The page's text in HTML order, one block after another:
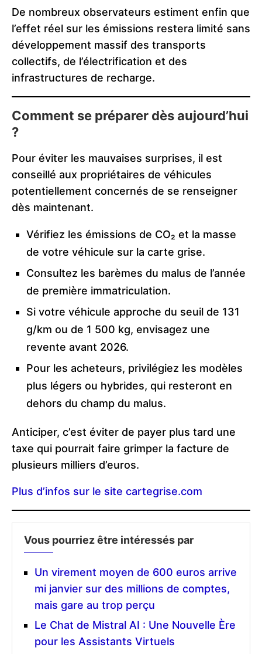
De nombreux observateurs estiment enfin que
l’effet réel sur les émissions restera limité sans
développement massif des transports
collectifs, de l’électrification et des
infrastructures de recharge.
Comment se préparer dès aujourd’hui
?
Pour éviter les mauvaises surprises, il est
conseillé aux propriétaires de véhicules
potentiellement concernés de se renseigner
dès maintenant.
Vérifiez les émissions de CO₂ et la masse
de votre véhicule sur la carte grise.
Consultez les barèmes du malus de l’année
de première immatriculation.
Si votre véhicule approche du seuil de 131
g/km ou de 1 500 kg, envisagez une
revente avant 2026.
Pour les acheteurs, privilégiez les modèles
plus légers ou hybrides, qui resteront en
dehors du champ du malus.
Anticiper, c’est éviter de payer plus tard une
taxe qui pourrait faire grimper la facture de
plusieurs milliers d’euros.
Plus d’infos sur le site cartegrise.com
Vous pourriez être intéressés par
Un virement moyen de 600 euros arrive
mi janvier sur des millions de comptes,
mais gare au trop perçu
Le Chat de Mistral AI : Une Nouvelle Ère
pour les Assistants Virtuels